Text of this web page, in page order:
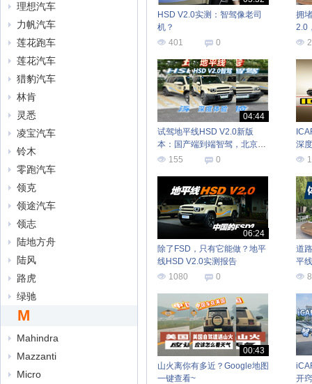
理想汽车
力帆汽车
莲花跑车
莲花汽车
猎豹汽车
林肯
灵悉
凌宝汽车
铃木
零跑汽车
领克
领途汽车
领志
陆地方舟
陆风
路虎
绿驰
M
Mahindra
Mazzanti
Micro
HSD V2.0实测：智驾像老司
机？
401
0
拥
2.0
了
04:44
试驾地平线HSD V2.0新版
本：国产端到端智驾，北京城
区表现如何？
155 0
深
06:24
除了FSD，只有它能做？地平
线HSD V2.0实测报告
1080
0
道
平
能
00:43
山火离你有多近？Google地图
一键查看~
开